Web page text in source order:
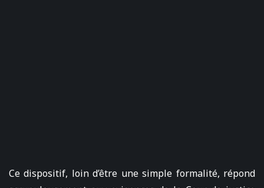
Ce dispositif, loin d’être une simple formalité, répond